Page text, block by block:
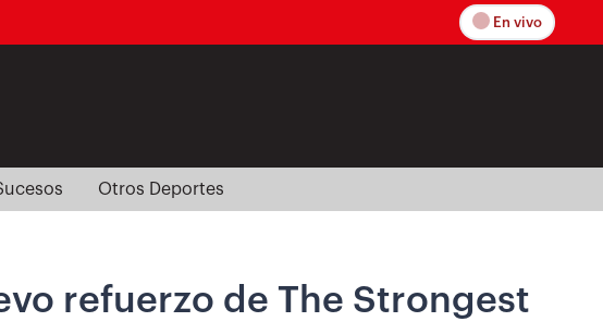
En vivo
Otros Deportes
refuerzo de The Strongest